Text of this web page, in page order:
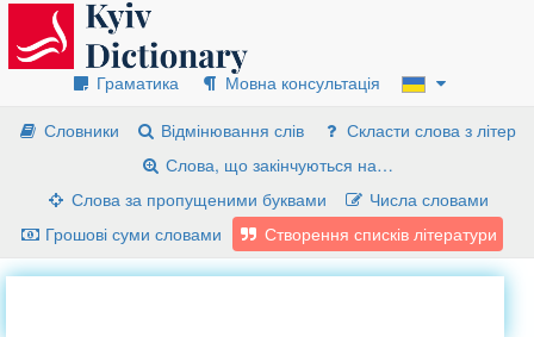
Граматика
Мовна консультація
Словники
Відмінювання слів
Скласти слова з літер
Слова, що закінчуються на…
Слова за пропущеними буквами
Числа словами
Грошові суми словами
Створення списків літератури